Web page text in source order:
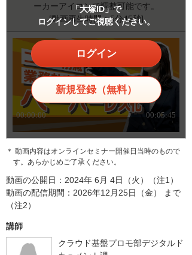
ーカーアイコンで調整可能です。
[動画再生時間：5分45秒]
「大塚ID」で
ログインしてご視聴ください。
ログイン
新規登録（無料）
＊ 動画内容はオンラインセミナー開催日当時のもので
す。あらかじめご了承ください。
動画の公開日：2024年 6月 4日（火）（注1）
動画の配信期間：2026年12月25日（金） まで
（注2）
講師
クラウド基盤プロモ部デジタルド